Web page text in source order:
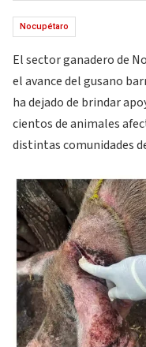
Nocupétaro
El sector ganadero de
el avance del gusano
ha dejado de brindar
cientos de animales
distintas comunidades